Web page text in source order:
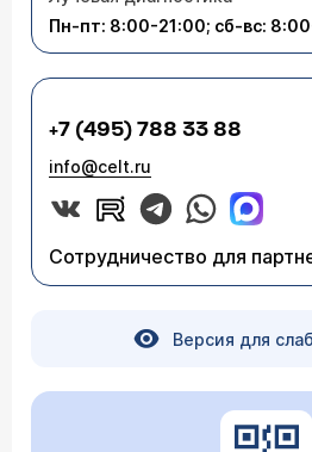
Пн-пт: 8:00-21:00; сб-вс:
+7 (495) 788 33 88
info@celt.ru
Сотрудничество для
Версия для